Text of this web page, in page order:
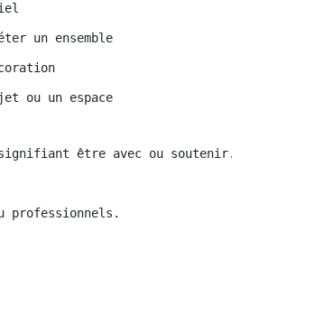
un ensemble
ou un espace
être avec ou soutenir.
professionnels.